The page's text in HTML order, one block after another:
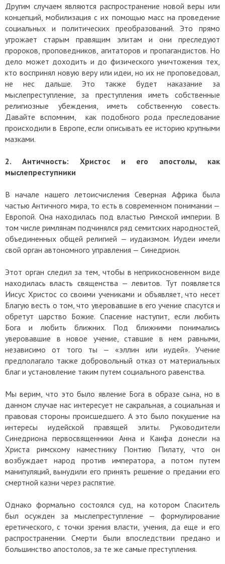
Другим случаем являются распространение новой веры или
концепций, мобилизация с их помощью масс на проведение
социальных и политических преобразований. Это прямо
угрожает старым правящим элитам и они преследуют
пророков, проповедников, агитаторов и пропагандистов. Но
дело может доходить и до физического уничтожения тех,
кто воспринял новую веру или идеи, но их не проповедовал,
не нес дальше. Это также будет наказание за
мыслепреступление, за преступления иметь собственные
религиозные убеждения, иметь собственную совесть.
Давайте вспомним, как подобного рода преследование
происходили в Европе, если описывать ее историю крупными
мазками.
2. Античность: Христос и его апостолы, как
мыслепреступники
В начале нашего летоисчисления Северная Африка была
частью Античного мира, то есть в современном понимании —
Европой. Она находилась под властью Римской империи. В
том числе римлянам подчинялся ряд семитских народностей,
объединенных общей религией — иудаизмом. Иудеи имели
свой орган автономного управления — Синедрион.
Этот орган следил за тем, чтобы в неприкосновенном виде
находилась власть священства — левитов. Тут появляется
Иисус Христос со своими учениками и объявляет, что несет
Благую весть о том, что уверовавшие в его учение спасутся и
обретут царство Божие. Спасение наступит, если любить
Бога и любить ближних. Под ближними понимались
уверовавшие в новое учение, ставшие в нем равными,
независимо от того ты — «эллин или иудей». Учение
предполагало также добровольный отказ от материальных
благ и установление таким путем социального равенства.
Мы верим, что это было явление Бога в образе сына, но в
данном случае нас интересует не сакральная, а социальная и
правовая стороны происшедшего. А это было покушение на
интересы иудейской правящей элиты. Руководители
Синедриона первосвященники Анна и Каифа донесли на
Христа римскому наместнику Понтию Пилату, что он
возбуждает народ против императора, а потом путем
манипуляций, вынудили его принять решение о предании его
смертной казни через распятие.
Однако формально состоялся суд, на котором Спаситель
был осужден за мыслепреступление — формулирование
еретического, с точки зрения власти, учения, да еще и его
распространении. Смерти были впоследствии предано и
большинство апостолов, за те же самые преступления.